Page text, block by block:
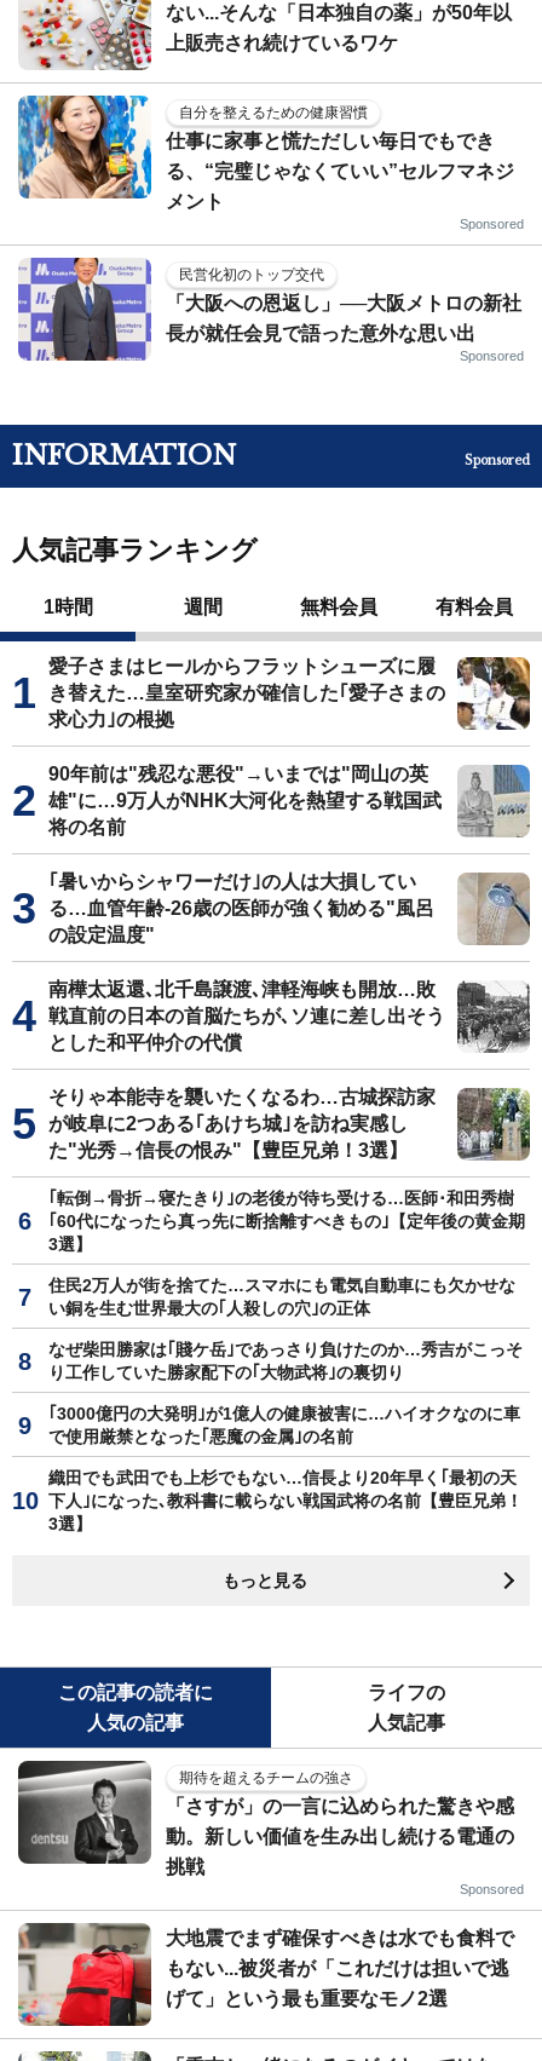
ない...そんな「日本独自の薬」が50年以
上販売され続けているワケ
自分を整えるための健康習慣
仕事に家事と慌ただしい毎日でもでき
る、“完璧じゃなくていい”セルフマネジ
メント
Sponsored
民営化初のトップ交代
「大阪への恩返し」──大阪メトロの新社
長が就任会見で語った意外な思い出
Sponsored
INFORMATION Sponsored
人気記事ランキング
1時間 週間 無料会員 有料会員
愛子さまはヒールからフラットシューズに履
き替えた…皇室研究家が確信した｢愛子さまの
求心力｣の根拠
90年前は"残忍な悪役"→いまでは"岡山の英
雄"に…9万人がNHK大河化を熱望する戦国武
将の名前
｢暑いからシャワーだけ｣の人は大損してい
る…血管年齢-26歳の医師が強く勧める"風呂
の設定温度"
南樺太返還､北千島譲渡､津軽海峡も開放…敗
戦直前の日本の首脳たちが､ソ連に差し出そう
とした和平仲介の代償
そりゃ本能寺を襲いたくなるわ…古城探訪家
が岐阜に2つある｢あけち城｣を訪ね実感し
た"光秀→信長の恨み"【豊臣兄弟！3選】
｢転倒→骨折→寝たきり｣の老後が待ち受ける…医師･和田秀樹
｢60代になったら真っ先に断捨離すべきもの｣【定年後の黄金期
3選】
住民2万人が街を捨てた…スマホにも電気自動車にも欠かせな
い銅を生む世界最大の｢人殺しの穴｣の正体
なぜ柴田勝家は｢賤ケ岳｣であっさり負けたのか…秀吉がこっそ
り工作していた勝家配下の｢大物武将｣の裏切り
｢3000億円の大発明｣が1億人の健康被害に…ハイオクなのに車
で使用厳禁となった｢悪魔の金属｣の名前
織田でも武田でも上杉でもない…信長より20年早く｢最初の天
下人｣になった､教科書に載らない戦国武将の名前【豊臣兄弟！
3選】
もっと見る
この記事の読者に
人気の記事
ライフの
人気記事
期待を超えるチームの強さ
「さすが」の一言に込められた驚きや感
動。新しい価値を生み出し続ける電通の
挑戦
Sponsored
大地震でまず確保すべきは水でも食料で
もない...被災者が「これだけは担いで逃
げて」という最も重要なモノ2選